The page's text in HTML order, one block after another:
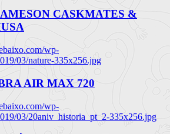
CASKMATES &
wp-
03/nature-335x256.jpg
AIR MAX 720
wp-
03/20aniv_historia_pt_2-335x256.jpg